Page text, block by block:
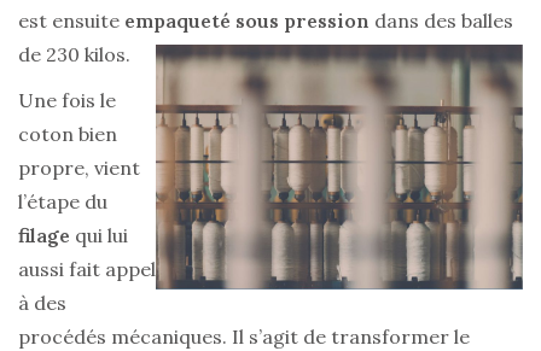
est ensuite empaqueté sous pression dans des balles
de 230 kilos.
Une fois le
coton bien
propre, vient
l’étape du
filage qui lui
aussi fait appel
à des
procédés mécaniques. Il s’agit de transformer le